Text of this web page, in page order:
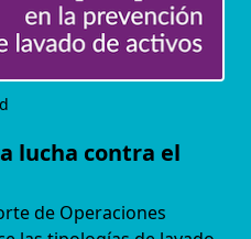
lucha contra el
de Operaciones